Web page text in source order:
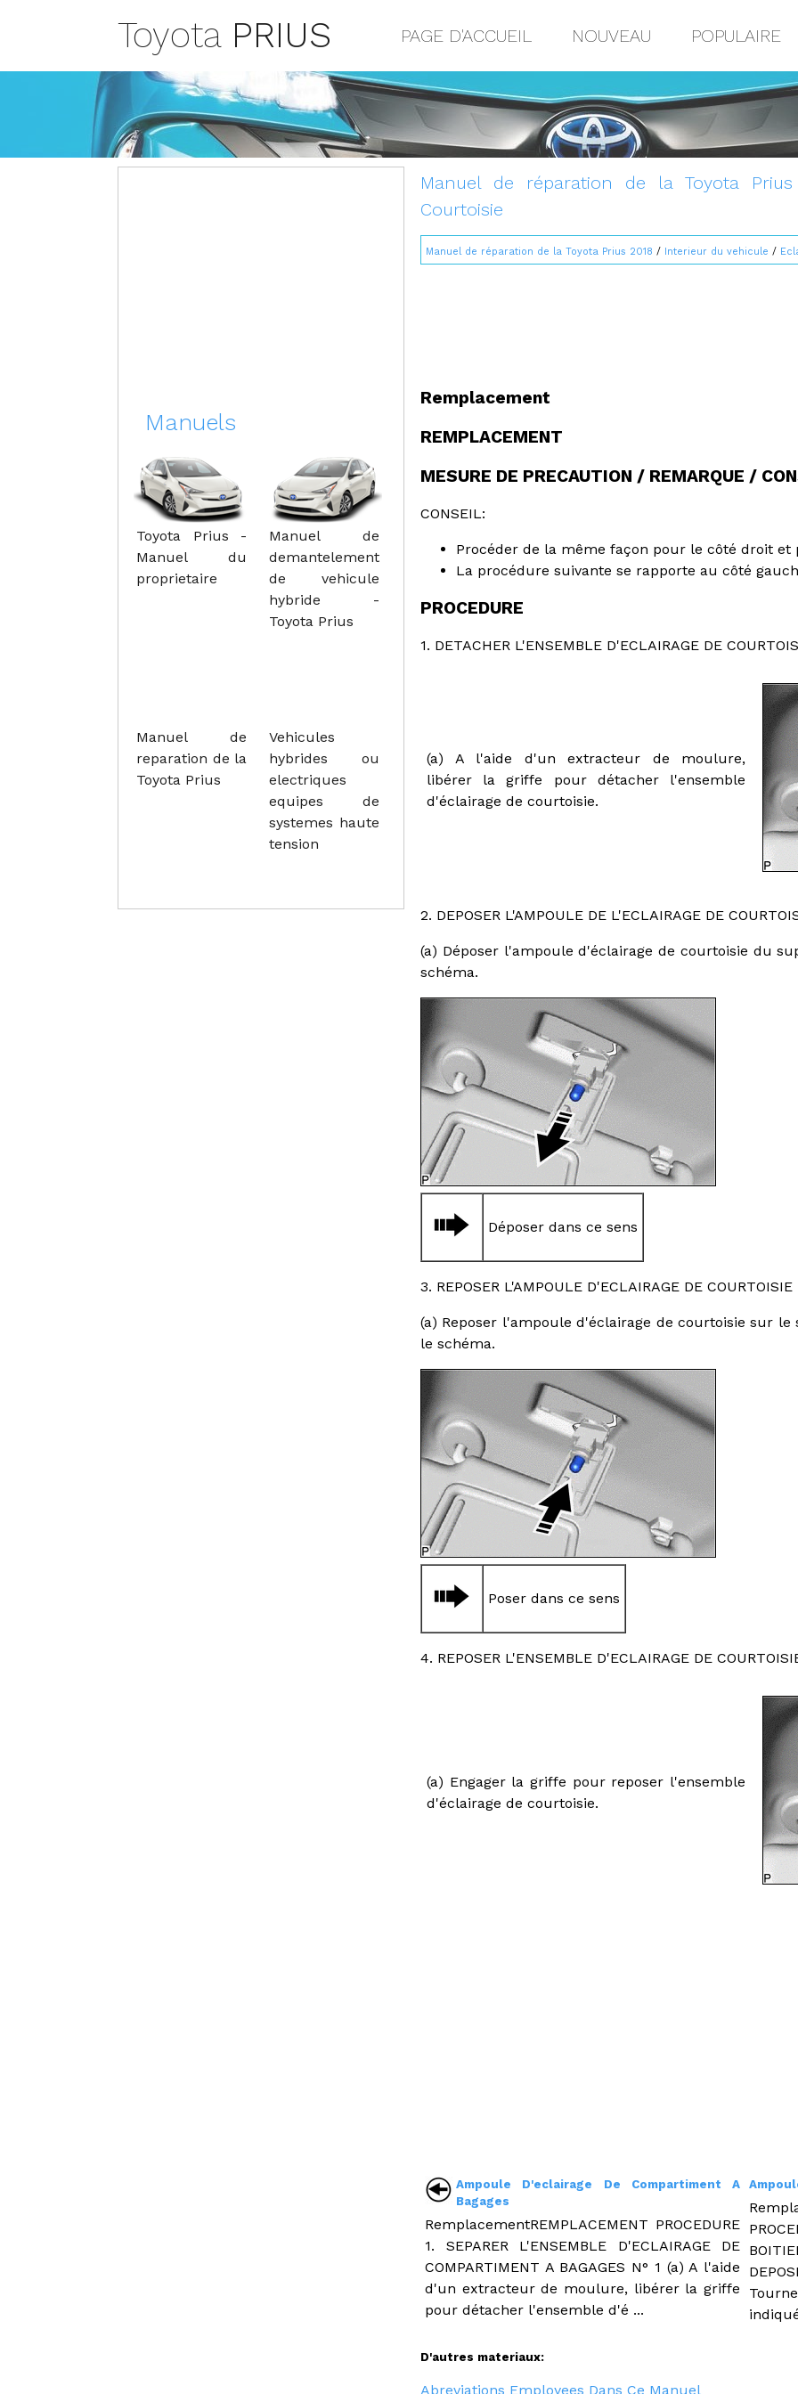
Toyota PRIUS PAGE D'ACCUEIL NOUVEAU POPULAIRE
Manuel de réparation de la Toyota Prius
Courtoisie
Manuel de réparation de la Toyota Prius 2018 / Interieur du vehicule /
Remplacement
REMPLACEMENT
MESURE DE PRECAUTION / REMARQUE /
CONSEIL:
Procéder de la même façon pour le côté droit et
La procédure suivante se rapporte au côté
PROCEDURE
1. DETACHER L'ENSEMBLE D'ECLAIRAGE DE
(a) A l'aide d'un extracteur de moulure,
libérer la griffe pour détacher l'ensemble
d'éclairage de courtoisie.
2. DEPOSER L'AMPOULE DE L'ECLAIRAGE DE
(a) Déposer l'ampoule d'éclairage de courtoisie du
schéma.
Déposer dans ce sens
3. REPOSER L'AMPOULE D'ECLAIRAGE DE COURTOISIE
(a) Reposer l'ampoule d'éclairage de courtoisie sur
le schéma.
Poser dans ce sens
4. REPOSER L'ENSEMBLE D'ECLAIRAGE DE
(a) Engager la griffe pour reposer l'ensemble
d'éclairage de courtoisie.
Ampoule D'eclairage De Compartiment A
Bagages
RemplacementREMPLACEMENT PROCEDURE
1. SEPARER L'ENSEMBLE D'ECLAIRAGE DE
COMPARTIMENT A BAGAGES N° 1 (a) A l'aide
d'un extracteur de moulure, libérer la griffe
pour détacher l'ensemble d'é ...
D'autres materiaux:
Abreviations Employees Dans Ce Manuel
Manuels
Toyota Prius -
Manuel du
proprietaire
Manuel de
demantelement
de vehicule
hybride -
Toyota Prius
Manuel de
reparation de la
Toyota Prius
Vehicules
hybrides ou
electriques
equipes de
systemes haute
tension